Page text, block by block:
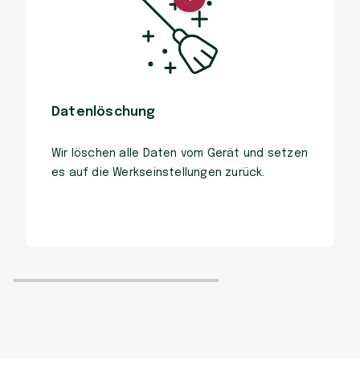
Datenlöschung
Wir löschen alle Daten vom Gerät und setzen
es auf die Werkseinstellungen zurück.